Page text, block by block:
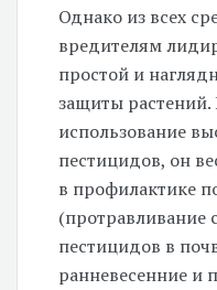
Однако из всех
вредителям
простой и
защиты растений.
использование
пестицидов, он
в профилактике
(протравливание
пестицидов в
ранневесенние и